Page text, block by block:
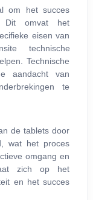
om het succes
Dit omvat het
eisen van
technische
Technische
aandacht van
te
de tablets door
wat het proces
omgang en
zich op het
en het succes